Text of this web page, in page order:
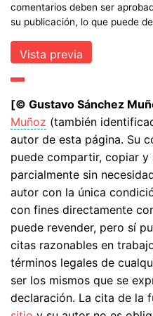
comentarios deben ser
su publicación, lo que puede
[© Gustavo Sánchez
Muñoz (también
autor de esta página. Su
puede compartir, copiar
parcialmente sin
autor con la única
con fines directamente
puede revender, pero sí
citas razonables en
términos legales de
ser los mismos que se
declaración. La cita de la